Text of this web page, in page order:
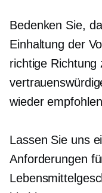
Bedenken Sie,
Einhaltung der
richtige Richtung
wieder
Lassen Sie uns
Anforderungen